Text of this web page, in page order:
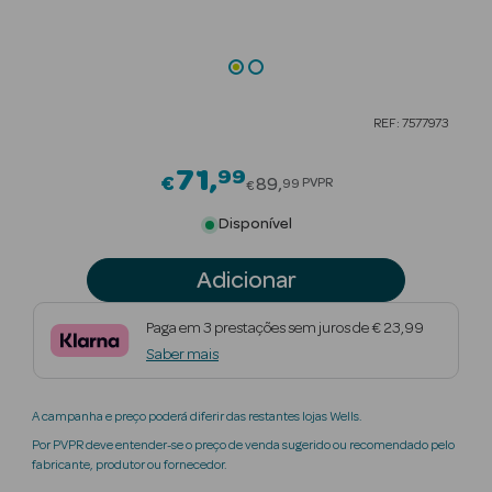
Beauty Season
Nutricosmética
Perfumes
Beauty Season
REF: 7577973
€71 99Price reduced from
€89 99 PVPR
Disponível
Adicionar
Paga em 3 prestações sem juros de € 23,99
Saber mais
A campanha e preço poderá diferir das restantes lojas Wells.
Por PVPR deve entender-se o preço de venda sugerido ou recomendado pelo
fabricante, produtor ou fornecedor.